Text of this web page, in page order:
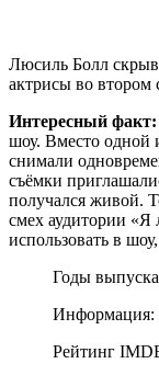
Люсиль Болл
актрисы во втором
Интересный факт:
шоу. Вместо одной
снимали
съёмки
получался живой.
смех аудитории
использовать в
Годы
Информация:
Рейтинг